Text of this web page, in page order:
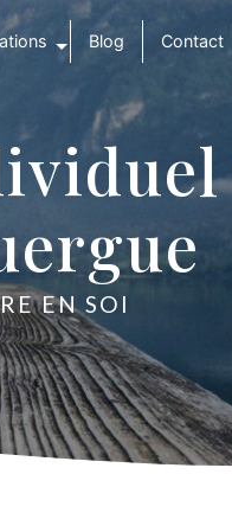
Blog Contact
EN SOI